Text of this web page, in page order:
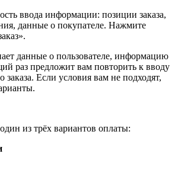
ввода информации: позиции заказа,
данные о покупателе. Нажмите
данные о пользователе, информацию
раз предложит вам повторить к вводу
Если условия вам не подходят,
из трёх вариантов оплаты: